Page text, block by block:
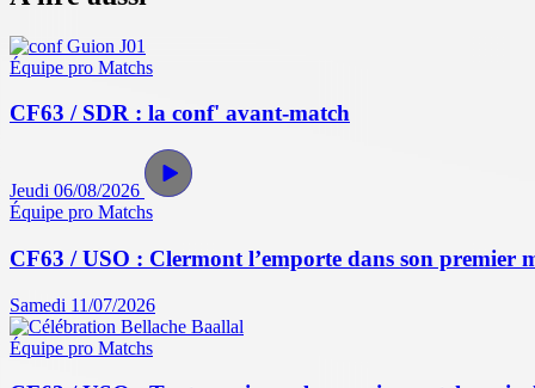
Équipe pro Matchs
CF63 / SDR : la conf' avant-match
Jeudi 06/08/2026
Équipe pro Matchs
CF63 / USO : Clermont l’emporte dans son premier
Samedi 11/07/2026
Équipe pro Matchs